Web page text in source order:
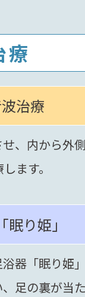
療
治療
、内から外
ます。
眠り姫」
器「眠り姫
足の裏が当